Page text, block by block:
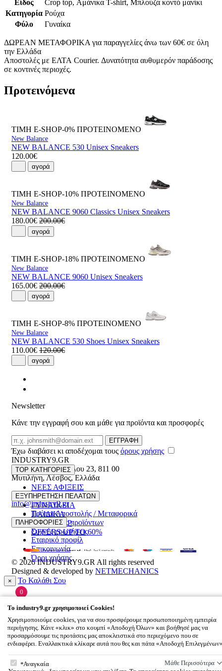
Είδος
Crop top, Αμάνικα T-shirt, Μπλούζα κοντό μανίκι
Κατηγορία Ρούχα
Φύλο
Γυναίκα
ΔΩΡΕΑΝ ΜΕΤΑΦΟΡΙΚΑ για παραγγελίες άνω των 60€ σε όλη
την Ελλάδα
Αποστολές με ΕΛΤΑ Courier. Δυνατότητα αυθυμερόν παράδοσης
σε κοντινές περιοχές.
Προτεινόμενα
ΤΙΜΗ E-SHOP-0% ΠΡΟΤΕΙΝΟΜΕΝΟ
New Balance
NEW BALANCE 530 Unisex Sneakers
120.00€
αγορά
ΤΙΜΗ E-SHOP-10% ΠΡΟΤΕΙΝΟΜΕΝΟ
New Balance
NEW BALANCE 9060 Classics Unisex Sneakers
180.00€ 200.00€
αγορά
ΤΙΜΗ E-SHOP-18% ΠΡΟΤΕΙΝΟΜΕΝΟ
New Balance
NEW BALANCE 9060 Unisex Sneakers
165.00€ 200.00€
αγορά
ΤΙΜΗ E-SHOP-8% ΠΡΟΤΕΙΝΟΜΕΝΟ
New Balance
NEW BALANCE 530 Shoes Unisex Sneakers
110.00€ 120.00€
αγορά
Newsletter
Κάνε την εγγραφή σου και μάθε για προϊόντα και προσφορές
Email
ΕΓΓΡΑΦΗ
Έχω διαβάσει κι αποδέχομαι τους όρους χρήσης
INDUSTRY9.GR
Ελευθέριου Βενιζέλου 23, 811 00
Μυτιλήνη,Λέσβος,Ελλάδα
22510 55629
info@industry9.gr
TOP ΚΑΤΗΓΟΡΙΕΣ
ΝΕΕΣ ΑΦΙΞΕΙΣ
ΑΝΔΡΙΚΑ
ΓΥΝΑΙΚΕΙΑ
ΠΑΙΔΙΚΑ
ΑΞΕΣΟΥΑΡ
OFFERS UP TO 60%
ΕΞΥΠΗΡΕΤΗΣΗ ΠΕΛΑΤΩΝ
Τρόποι Αποστολής / Μεταφορικά
Επιστροφές προϊόντων
Συχνές ερωτήσεις
ΠΛΗΡΟΦΟΡΙΕΣ
Εταιρικό προφίλ
Επικοινωνία
Όροι χρήσης
© 2026INDUSTRY9.GR All rights reserved
Designed & developed by NETMECHANICS
× Το Καλάθι Σου
0
To industry9.gr χρησιμοποιεί Cookies!
Χρησιμοποιούμε cookies, για να σου προσφέρουμε προσωποποιημένη εμπειρία
περιήγησης. Κάνε «κλικ» στο κουμπί «Αποδοχή Όλων» και βοήθησέ μας να
προσαρμόσουμε τις προτάσεις μας αποκλειστικά στο περιεχόμενο που σε
ενδιαφέρει. Εναλλακτικά κλίκαρε αυτά που θες και πάτα «Αποδοχή
To
Αναγκαία Μάθε Περισσότερα